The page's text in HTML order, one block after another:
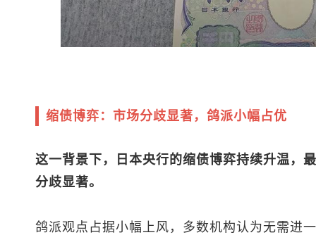
缩债博弈：市场分歧显著，鸽派小幅占优
这一背景下，日本央行的缩债博弈持续升温，
分歧显著。
鸽派观点占据小幅上风，多数机构认为无需进